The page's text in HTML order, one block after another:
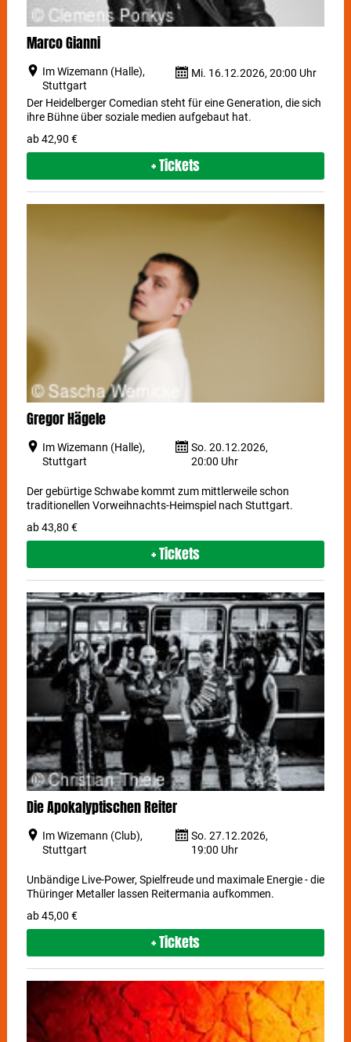
Marco Gianni
Im Wizemann (Halle),
Stuttgart
Mi. 16.12.2026, 20:00 Uhr
Der Heidelberger Comedian steht für eine Generation, die sich
ihre Bühne über soziale medien aufgebaut hat.
ab 42,90 €
+ Tickets
Gregor Hägele
Im Wizemann (Halle),
Stuttgart
So. 20.12.2026,
20:00 Uhr
Der gebürtige Schwabe kommt zum mittlerweile schon
traditionellen Vorweihnachts-Heimspiel nach Stuttgart.
ab 43,80 €
+ Tickets
Die Apokalyptischen Reiter
Im Wizemann (Club),
Stuttgart
So. 27.12.2026,
19:00 Uhr
Unbändige Live-Power, Spielfreude und maximale Energie - die
Thüringer Metaller lassen Reitermania aufkommen.
ab 45,00 €
+ Tickets